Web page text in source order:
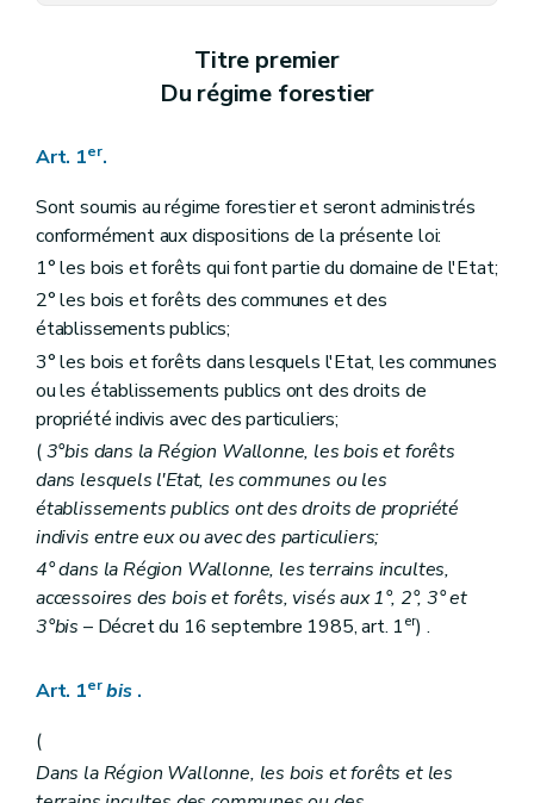
Art. 22
Art. 23
Art. 24
Art. 25
Art. 26
Art. 27
Art. 28
Art. 29
Titre IV Aménagements
Art. 31
Art. 32
Art. 33
Art. 34
Art. 35
Titre V Des adjudications de coupes
Section 1 Dispositions générales
Art. 36
Art. 37
Art. 38
Art. 39
Art. 42
Art. 45
Titre premier
Du régime forestier
Art. 1er.
Sont soumis au régime forestier et seront administrés
conformément aux dispositions de la présente loi:
1° les bois et forêts qui font partie du domaine de l'Etat;
2° les bois et forêts des communes et des
établissements publics;
3° les bois et forêts dans lesquels l'Etat, les communes
ou les établissements publics ont des droits de
propriété indivis avec des particuliers;
(3°bis dans la Région Wallonne, les bois et forêts
dans lesquels l'Etat, les communes ou les
établissements publics ont des droits de propriété
indivis entre eux ou avec des particuliers;
4° dans la Région Wallonne, les terrains incultes,
accessoires des bois et forêts, visés aux 1°, 2°, 3° et
3°bis – Décret du 16 septembre 1985, art. 1er) .
Art. 1er bis.
(
Dans la Région Wallonne, les bois et forêts et les